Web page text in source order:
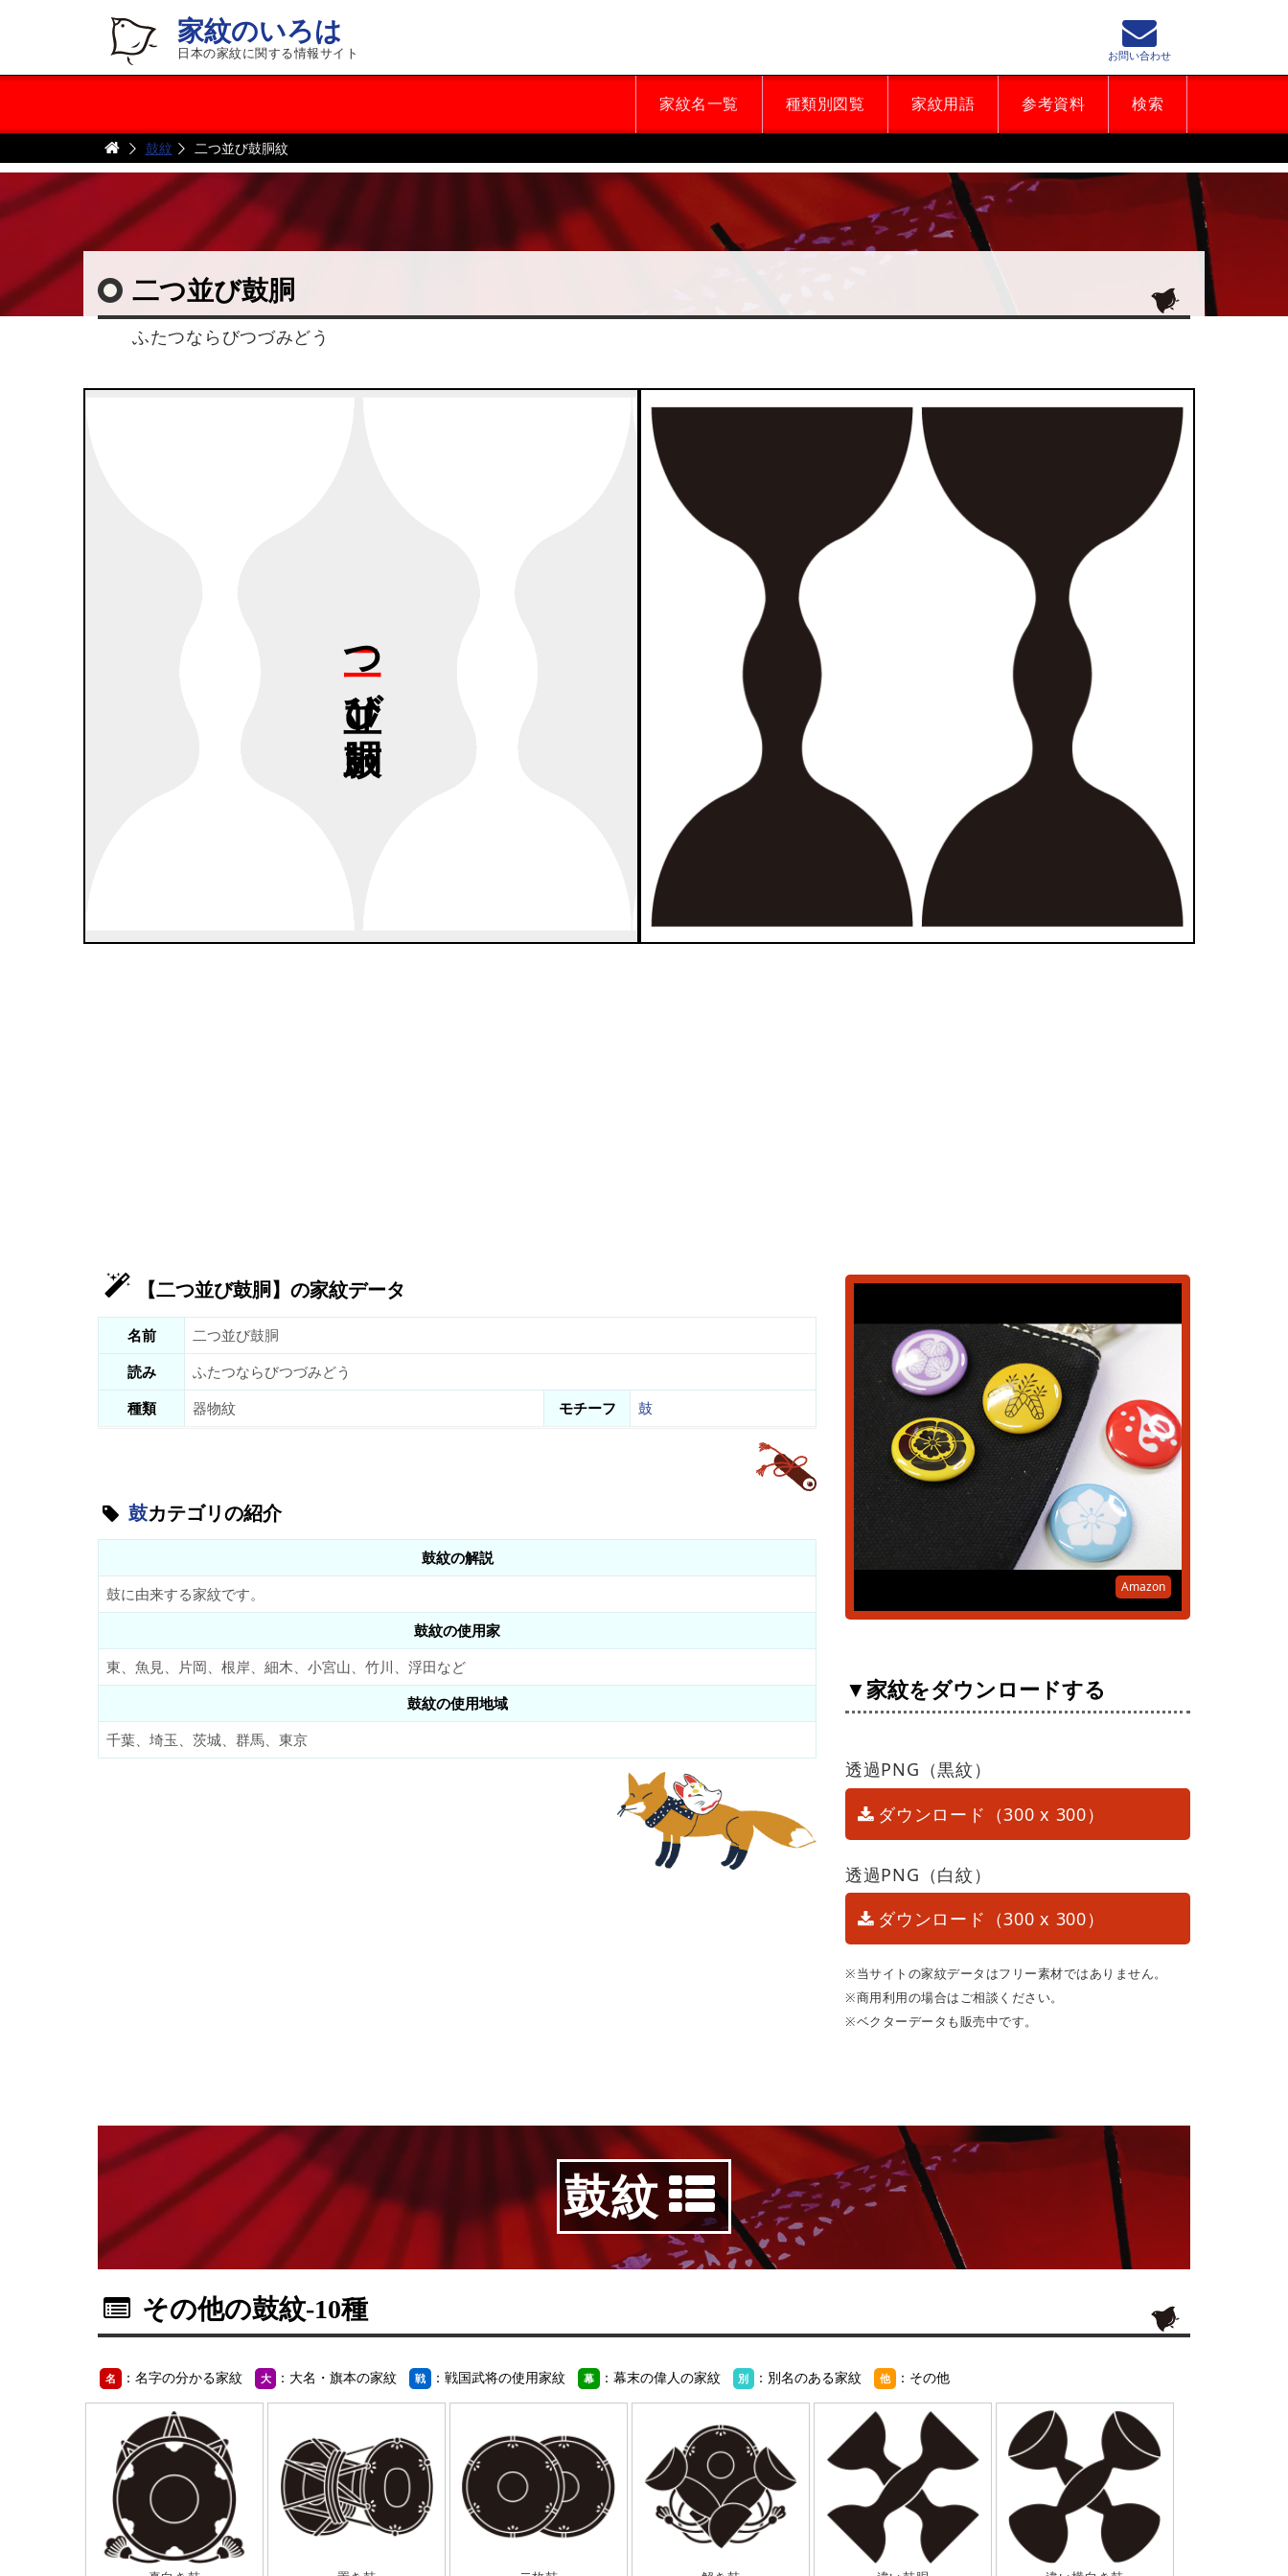
家紋のいろは
日本の家紋に関する情報サイト
家紋名一覧 種類別図覧 家紋用語 参考資料 検索
お問い合わせ
鼓紋 二つ並び鼓胴紋
二つ並び鼓胴
ふたつならびつづみどう
鼓胴
【二つ並び鼓胴】の家紋データ
名前
二つ並び鼓胴
読み
ふたつならびつづみどう
種類
器物紋 モチーフ 鼓
鼓カテゴリの紹介
鼓紋の解説
鼓に由来する家紋です。
鼓紋の使用家
東、魚見、片岡、根岸、細木、小宮山、竹川、浮田など
鼓紋の使用地域
千葉、埼玉、茨城、群馬、東京
Amazon
▼家紋をダウンロードする
透過PNG（黒紋）
ダウンロード（300 x 300）
透過PNG（白紋）
ダウンロード（300 x 300）
※当サイトの家紋データはフリー素材ではありません。
※商用利用の場合はご相談ください。
※ベクターデータも販売中です。
鼓紋
その他の鼓紋-10種
名 ：名字の分かる家紋 大 ：大名・旗本の家紋 戦 ：戦国武将の使用家紋 幕 ：幕末の偉人の家紋 別 ：別名のある家紋 他 ：その他